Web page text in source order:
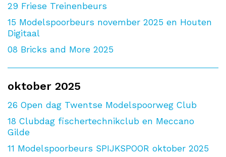
29 Friese Treinenbeurs
15 Modelspoorbeurs november 2025 en Houten
Digitaal
08 Bricks and More 2025
oktober 2025
26 Open dag Twentse Modelspoorweg Club
18 Clubdag fischertechnikclub en Meccano
Gilde
11 Modelspoorbeurs SPIJKSPOOR oktober 2025